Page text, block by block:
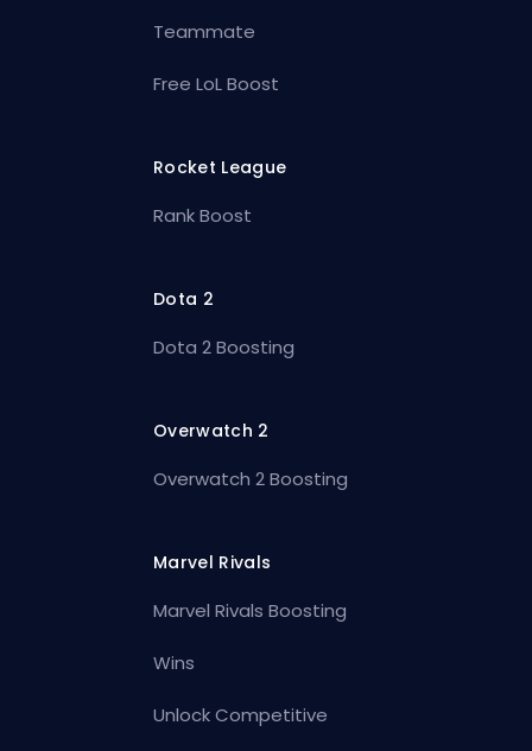
Teammate
Free LoL Boost
Rocket League
Rank Boost
Dota 2
Dota 2 Boosting
Overwatch 2
Overwatch 2 Boosting
Marvel Rivals
Marvel Rivals Boosting
Wins
Unlock Competitive